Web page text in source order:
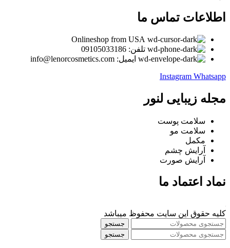
اطلاعات تماس ما
Onlineshop from USA
تلفن: 09105033186
ایمیل: info@lenorcosmetics.com
Instagram Whatsapp
مجله زیبایی لنور
سلامت پوست
سلامت مو
مکمل
آرایش چشم
آرایش صورت
نماد اعتماد ما
کلیه حقوق این سایت محفوظ میباشد
جستجو
جستجو